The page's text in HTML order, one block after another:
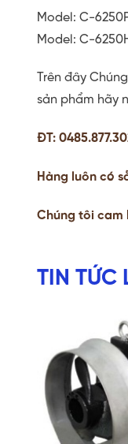
Model: C-
Model: C-
Trên đây
sản phẩm hãy
ĐT:
Hàng luôn có
Chúng tôi cam
TIN TỨC